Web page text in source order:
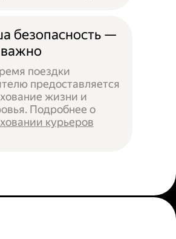
безопасность —
важно
поездки
предоставляется
жизни и
Подробнее о
курьеров